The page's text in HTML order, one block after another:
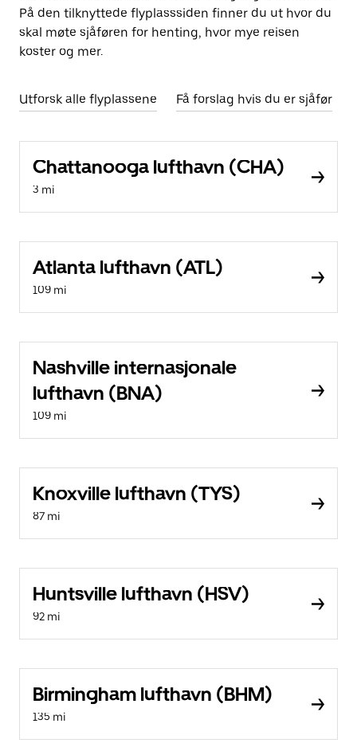
På den tilknyttede flyplasssiden finner du ut hvor du
skal møte sjåføren for henting, hvor mye reisen
koster og mer.
Utforsk alle flyplassene Få forslag hvis du er sjåfør
Chattanooga lufthavn (CHA)
3 mi
Atlanta lufthavn (ATL)
109 mi
Nashville internasjonale
lufthavn (BNA)
109 mi
Knoxville lufthavn (TYS)
87 mi
Huntsville lufthavn (HSV)
92 mi
Birmingham lufthavn (BHM)
135 mi